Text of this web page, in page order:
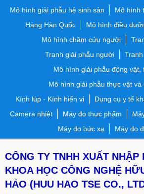
Mô hình giải phẫu hệ sinh sản
Mô hình
Hàng Hàn Quốc
Mô hình điều
Mô hình châm cứu người
Tranh giải phẫu người
Mô hình giải phẫu động vật,
Mô hình giải phẫu thực vật và
Kính lúp - Kính hiển vi
Dụng cụ y tế
Camera nhiệt
Máy đo thực phẩm
Máy đo bức xạ
Máy đo
CÔNG TY TNHH XUẤT NHẬP
KHOA HỌC CÔNG NGHỆ
HẢO (HUU HAO TSE CO.,